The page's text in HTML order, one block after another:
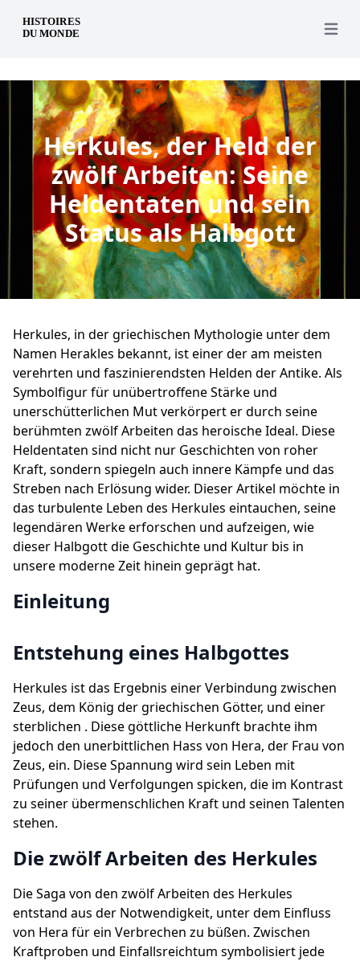
de Open
Herkules, der Held der
zwölf Arbeiten: Seine
Heldentaten und sein
Status als Halbgott
Herkules, in der griechischen Mythologie unter dem
Namen Herakles bekannt, ist einer der am meisten
verehrten und faszinierendsten Helden der Antike. Als
Symbolfigur für unübertroffene Stärke und
unerschütterlichen Mut verkörpert er durch seine
berühmten zwölf Arbeiten das heroische Ideal. Diese
Heldentaten sind nicht nur Geschichten von roher
Kraft, sondern spiegeln auch innere Kämpfe und das
Streben nach Erlösung wider. Dieser Artikel möchte in
das turbulente Leben des Herkules eintauchen, seine
legendären Werke erforschen und aufzeigen, wie
dieser Halbgott die Geschichte und Kultur bis in
unsere moderne Zeit hinein geprägt hat.
Einleitung
Entstehung eines Halbgottes
Herkules ist das Ergebnis einer Verbindung zwischen
Zeus, dem König der griechischen Götter, und einer
sterblichen . Diese göttliche Herkunft brachte ihm
jedoch den unerbittlichen Hass von Hera, der Frau von
Zeus, ein. Diese Spannung wird sein Leben mit
Prüfungen und Verfolgungen spicken, die im Kontrast
zu seiner übermenschlichen Kraft und seinen Talenten
stehen.
Die zwölf Arbeiten des Herkules
Die Saga von den zwölf Arbeiten des Herkules
entstand aus der Notwendigkeit, unter dem Einfluss
von Hera für ein Verbrechen zu büßen. Zwischen
Kraftproben und Einfallsreichtum symbolisiert jede